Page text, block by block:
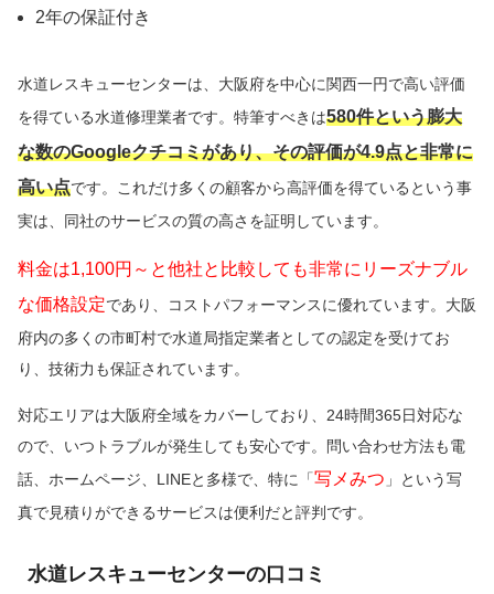
2年の保証付き
水道レスキューセンターは、大阪府を中心に関西一円で高い評価
を得ている水道修理業者です。特筆すべきは580件という膨大
な数のGoogleクチコミがあり、その評価が4.9点と非常に
高い点です。これだけ多くの顧客から高評価を得ているという事
実は、同社のサービスの質の高さを証明しています。
料金は1,100円～と他社と比較しても非常にリーズナブル
な価格設定であり、コストパフォーマンスに優れています。大阪
府内の多くの市町村で水道局指定業者としての認定を受けてお
り、技術力も保証されています。
対応エリアは大阪府全域をカバーしており、24時間365日対応な
ので、いつトラブルが発生しても安心です。問い合わせ方法も電
話、ホームページ、LINEと多様で、特に「写メみつ 」という写
真で見積りができるサービスは便利だと評判です。
水道レスキューセンターの口コミ